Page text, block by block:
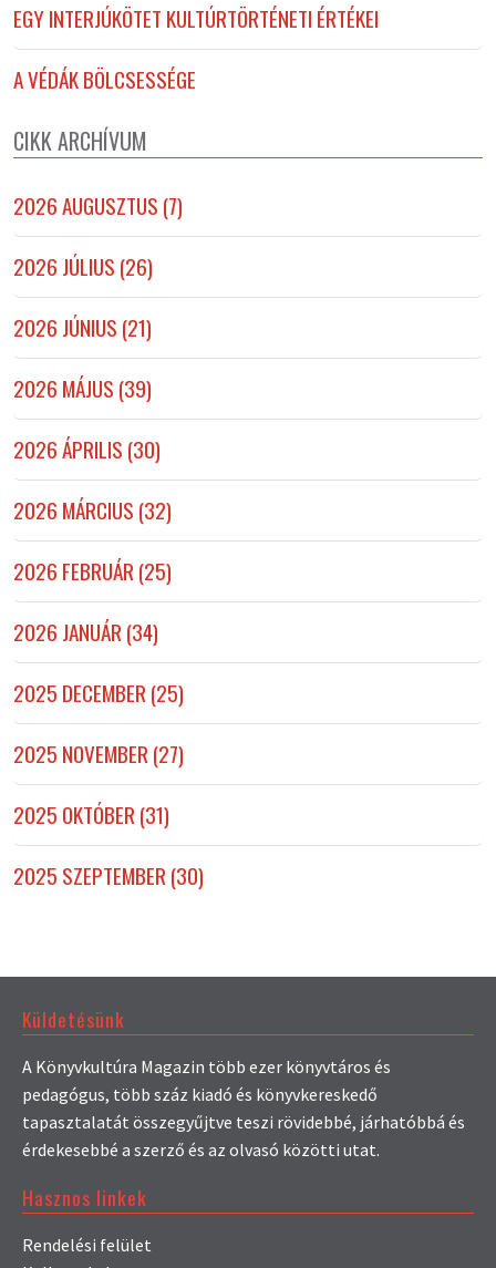
EGY INTERJÚKÖTET KULTÚRTÖRTÉNETI ÉRTÉKEI
A VÉDÁK BÖLCSESSÉGE
CIKK ARCHÍVUM
2026 AUGUSZTUS (7)
2026 JÚLIUS (26)
2026 JÚNIUS (21)
2026 MÁJUS (39)
2026 ÁPRILIS (30)
2026 MÁRCIUS (32)
2026 FEBRUÁR (25)
2026 JANUÁR (34)
2025 DECEMBER (25)
2025 NOVEMBER (27)
2025 OKTÓBER (31)
2025 SZEPTEMBER (30)
Küldetésünk
A Könyvkultúra Magazin több ezer könyvtáros és
pedagógus, több száz kiadó és könyvkereskedő
tapasztalatát összegyűjtve teszi rövidebbé, járhatóbbá és
érdekesebbé a szerző és az olvasó közötti utat.
Hasznos linkek
Rendelési felület